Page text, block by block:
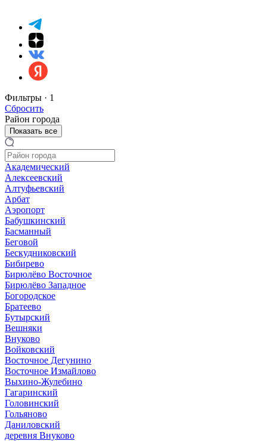
Фильтры · 1
Сбросить
Район города
Показать все
Академический
Алексеевский
Алтуфьевский
Арбат
Аэропорт
Бабушкинский
Басманный
Беговой
Бескудниковский
Бибирево
Бирюлёво Восточное
Бирюлёво Западное
Богородское
Братеево
Бутырский
Вешняки
Внуково
Войковский
Восточное Дегунино
Восточное Измайлово
Выхино-Жулебино
Гагаринский
Головинский
Гольяново
Даниловский
деревня Внуково